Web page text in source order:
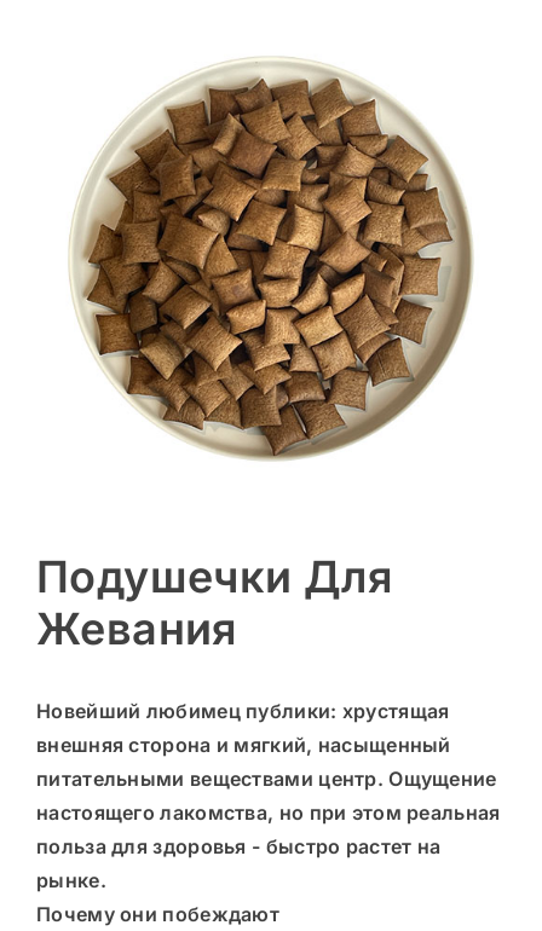
Подушечки Для
Жевания
Новейший любимец публики: хрустящая
внешняя сторона и мягкий, насыщенный
питательными веществами центр. Ощущение
настоящего лакомства, но при этом реальная
польза для здоровья - быстро растет на
рынке.
Почему они побеждают